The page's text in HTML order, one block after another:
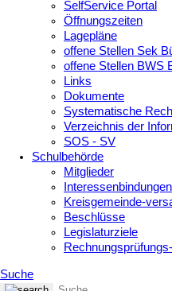
SelfService Portal
Öffnungszeiten
Lagepläne
offene Stellen Sek
offene Stellen BWS
Links
Dokumente
Systematische
Verzeichnis der
SOS - SV
Schulbehörde
Mitglieder
Interessenbindungen
Kreisgemeinde-
Beschlüsse
Legislaturziele
Suche